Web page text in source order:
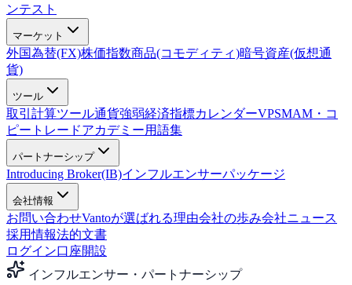
ンテスト
マーケット
外国為替(FX)株価指数商品(コモディティ)暗号資産(仮想通
貨)
ツール
取引計算ツール通貨強弱経済指標カレンダーVPSMAM・コ
ピートレードアカデミー用語集
パートナーシップ
Introducing Broker(IB)インフルエンサーパッケージ
会社情報
お問い合わせVantoが選ばれる理由会社の歩み会社ニュース
採用情報法的文書
ログイン口座開設
インフルエンサー・パートナーシップ